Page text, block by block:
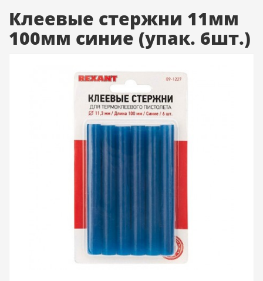
Клеевые стержни 11мм
100мм синие (упак. 6шт.)